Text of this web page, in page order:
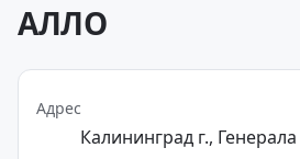
АЛЛО
Адрес
Калининград г.,